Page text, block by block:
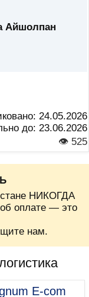
Айшолпан
24.05.2026
до: 23.06.2026
👁 525
НИКОГДА
оплате — это
нам.
E-com